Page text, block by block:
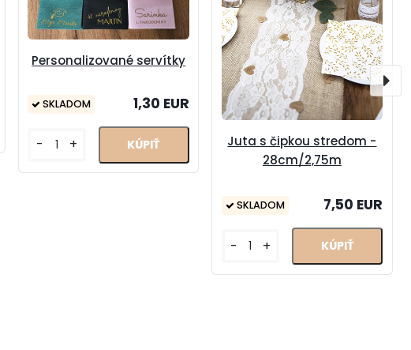
Personalizované servítky
1,30 EUR
- +
SKLADOM
Juta s čipkou stredom -
28cm/2,75m
7,50 EUR
- +
SKLADOM